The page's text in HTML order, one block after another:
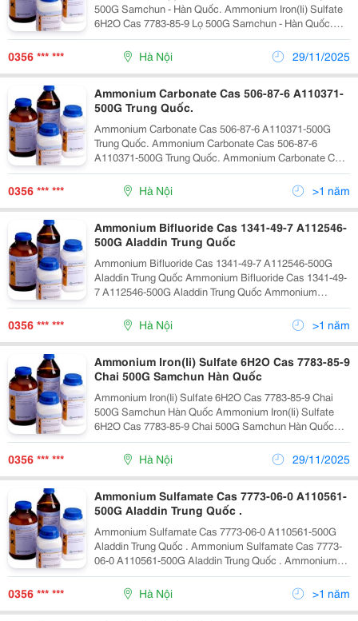
500G Samchun - Hàn Quốc. Ammonium Iron(Ii) Sulfate
6H2O Cas 7783-85-9 Lọ 500G Samchun - Hàn Quốc.
Ammonium Iron(Ii) Sulfate 6H2O Cas 7783-85-9 Lọ
500G Samchun - Hàn Quốc. Ammonium Iron(Ii) Sulfate
0356 *** *** Hà Nội 29/11/2025
Ammonium Carbonate Cas 506-87-6 A110371-
500G Trung Quốc.
Ammonium Carbonate Cas 506-87-6 A110371-500G
Trung Quốc. Ammonium Carbonate Cas 506-87-6
A110371-500G Trung Quốc. Ammonium Carbonate Cas
506-87-6 A110371-500G Trung Quốc. Ammonium
Carbonate Cas 506-87-6 A110371-500G Trung Quốc.
Ammonium Carbo
0356 *** *** Hà Nội >1 năm
Ammonium Bifluoride Cas 1341-49-7 A112546-
500G Aladdin Trung Quốc
Ammonium Bifluoride Cas 1341-49-7 A112546-500G
Aladdin Trung Quốc Ammonium Bifluoride Cas 1341-49-
7 A112546-500G Aladdin Trung Quốc Ammonium
Bifluoride Cas 1341-49-7 A112546-500G Aladdin Trung
0356 *** *** Hà Nội >1 năm
Ammonium Iron(Ii) Sulfate 6H2O Cas 7783-85-9
Chai 500G Samchun Hàn Quốc
Ammonium Iron(Ii) Sulfate 6H2O Cas 7783-85-9 Chai
500G Samchun Hàn Quốc Ammonium Iron(Ii) Sulfate
6H2O Cas 7783-85-9 Chai 500G Samchun Hàn Quốc
Ammonium Iron(Ii) Sulfate 6H2O Cas 7783-85-9 Chai
500G Samchun Hàn Quốc Xuất Xứ Chính Hãng
0356 *** *** Hà Nội 29/11/2025
Ammonium Sulfamate Cas 7773-06-0 A110561-
500G Aladdin Trung Quốc .
Ammonium Sulfamate Cas 7773-06-0 A110561-500G
Aladdin Trung Quốc . Ammonium Sulfamate Cas 7773-
06-0 A110561-500G Aladdin Trung Quốc . Ammonium
Sulfamate Cas 7773-06-0 A110561-500G Aladdin Trung
Quốc . Ammonium Sulfamate Cas 7773-06-0 A110561-
0356 *** *** Hà Nội >1 năm